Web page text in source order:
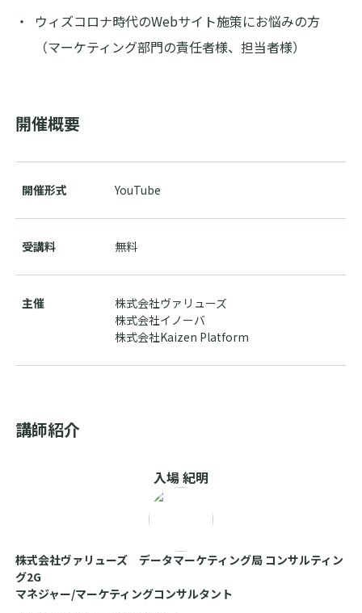
ウィズコロナ時代のWebサイト施策にお悩みの方
（マーケティング部門の責任者様、担当者様）
開催概要
開催形式 YouTube
受講料 無料
主催
株式会社ヴァリューズ
株式会社イノーバ
株式会社Kaizen Platform
講師紹介
入場 紀明
株式会社ヴァリューズ データマーケティング局 コンサルティン
グ2G
マネジャー/マーケティングコンサルタント